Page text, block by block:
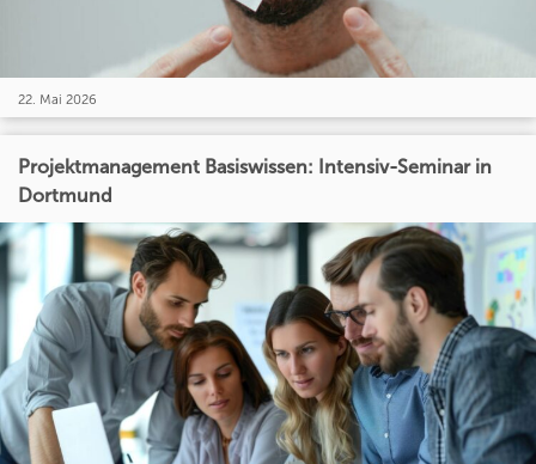
22. Mai 2026
Projektmanagement Basiswissen: Intensiv-Seminar in
Dortmund